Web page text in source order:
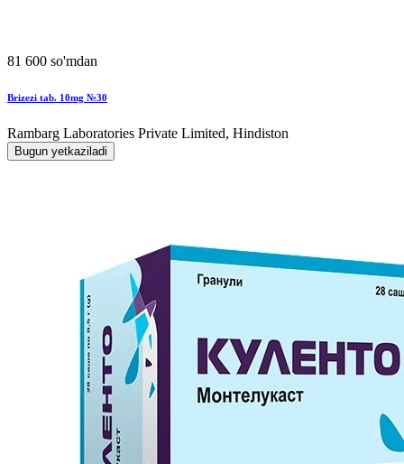
81 600 so'mdan
Brizezi tab. 10mg №30
Rambarg Laboratories Private Limited, Hindiston
Bugun yetkaziladi